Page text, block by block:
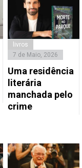
livros
7 de Maio, 2026
Uma residência
literária
manchada pelo
crime